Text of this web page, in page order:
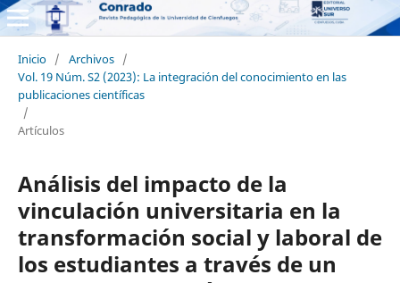
Inicio / Archivos /
Vol. 19 Núm. S2 (2023): La integración del conocimiento en las
publicaciones científicas
/
Artículos
Análisis del impacto de la
vinculación universitaria en la
transformación social y laboral de
los estudiantes a través de un